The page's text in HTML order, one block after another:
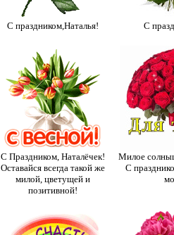
С праздником,Наталья! С
С Праздником, Наталёчек!
Оставайся всегда такой же
милой, цветущей и
позитивной!
Милое
С